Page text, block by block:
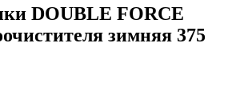
DOUBLE FORCE
зимняя 375